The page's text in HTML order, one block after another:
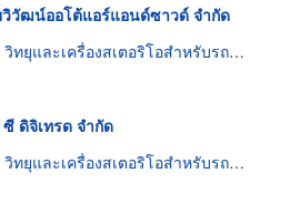
วัฒน์ออโต้แอร์แอนด์ซาวด์ จำกัด
วิทยุและเครื่องสเตอริโอสำหรับรถยนต์
ดิจิเทรด จำกัด
วิทยุและเครื่องสเตอริโอสำหรับรถยนต์